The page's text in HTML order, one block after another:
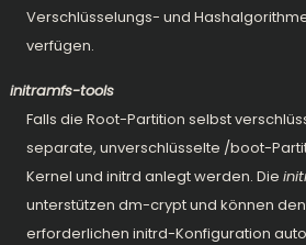
Verschlüsselungs- und
verfügen.
initramfs-tools
Falls die Root-Partition selbst
separate, unverschlüsselte /boot-
Kernel und initrd anlegt werden. Die
unterstützen dm-crypt und können
erforderlichen initrd-Konfiguration